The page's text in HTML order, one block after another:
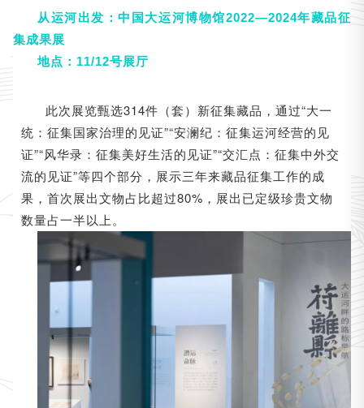
从运河出发：中国大运河博物馆2022—2024年藏品征
集成果展
地点：11/12号展厅
此次展览甄选314件（套）新征集藏品，通过“大一
统：征集国家治理的见证”“安澜纪：征集运河经营的见
证”“风华录：征集美好生活的见证”“交汇点：征集中外交
流的见证”等四个部分，展示三年来藏品征集工作的成
果，首次展出文物占比超过80%，展出已定级珍贵文物
数量占一半以上。